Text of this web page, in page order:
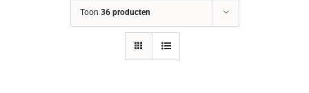
Toon 36 producten